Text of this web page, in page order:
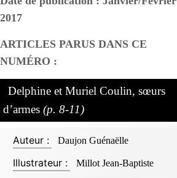
2017
ARTICLES PARUS DANS CE
NUMÉRO :
Delphine et Muriel Coulin, sœurs
d’armes (p. 8-11)
Auteur : Daujon Guénaëlle
Illustrateur : Millot Jean-Baptiste